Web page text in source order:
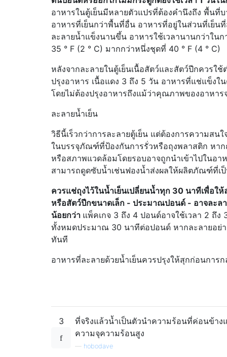
อาหารในตู้เย็นมีหลายตัวแปรที่ต้องคำนึงถึง พื้นที่บ
อาหารที่เย็นกว่าพื้นที่อื่น อาหารที่อยู่ในส่วนที่เย็นที่
ละลายน้ำแข็งนานขึ้น อาหารใช้เวลานานกว่าใน
35 ° F (2 ° C) มากกว่าหนึ่งชุดที่ 40 ° F (4 ° C)
หลังจากละลายในตู้เย็นเนื้อสัตว์และสัตว์ปีกควรใ
ปรุงอาหาร เนื้อแดง 3 ถึง 5 วัน อาหารที่แช่แข็งใ
โดยไม่ต้องปรุงอาหารถึงแม้ว่าคุณภาพของอาหาร
ละลายน้ำเย็น
วิธีนี้เร็วกว่าการละลายตู้เย็น แต่ต้องการความสน
ในบรรจุภัณฑ์ที่ป้องกันการรั่วหรือถุงพลาสติก หาก
หรือสภาพแวดล้อมโดยรอบอาจถูกนำเข้าไปในอา
สามารถดูดซับน้ำเช่นฟองน้ำส่งผลให้ผลิตภัณฑ์ที่เ
ควรแช่ถุงไว้ในน้ำเย็นเปลี่ยนน้ำทุก 30 นาทีเพื่อให้
หรือสัตว์ปีกขนาดเล็ก - ประมาณปอนด์ - อาจละล
น้อยกว่า แพ็คเกจ 3 ถึง 4 ปอนด์อาจใช้เวลา 2 ถึง
ทั้งหมดประมาณ 30 นาทีต่อปอนด์ หากละลายอย่
ทันที
อาหารที่ละลายด้วยน้ำเย็นควรปรุงให้สุกก่อนการ
3
ที่จริงแล้วน้ำเป็นตัวนำความร้อนที่ค่อนข้า
ความจุความร้อนสูง
hobodave